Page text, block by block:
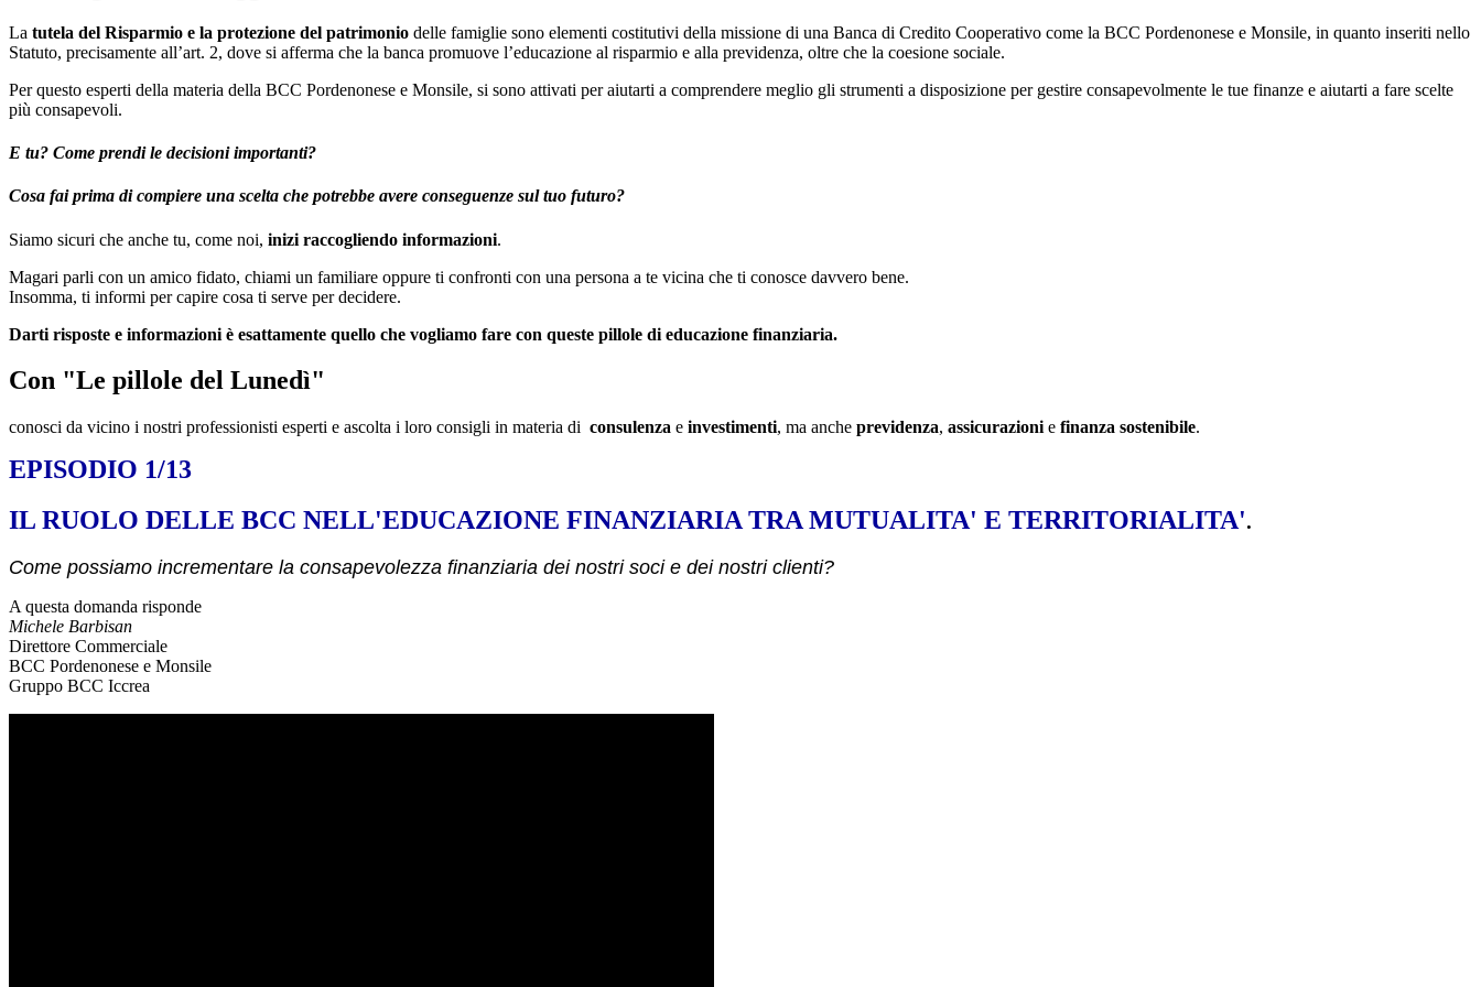
La tutela del Risparmio e la protezione del patrimonio delle famiglie sono elementi costitutivi della missione di una Banca di Credito Cooperativo come la BCC Pordenonese e Monsile, in quanto inseriti nello
Statuto, precisamente all’art. 2, dove si afferma che la banca promuove l’educazione al risparmio e alla previdenza, oltre che la coesione sociale.
Per questo esperti della materia della BCC Pordenonese e Monsile, si sono attivati per aiutarti a comprendere meglio gli strumenti a disposizione per gestire consapevolmente le tue finanze e aiutarti a fare scelte
più consapevoli.
E tu? Come prendi le decisioni importanti?
Cosa fai prima di compiere una scelta che potrebbe avere conseguenze sul tuo futuro?
Siamo sicuri che anche tu, come noi, inizi raccogliendo informazioni.
Magari parli con un amico fidato, chiami un familiare oppure ti confronti con una persona a te vicina che ti conosce davvero bene.
Insomma, ti informi per capire cosa ti serve per decidere.
Darti risposte e informazioni è esattamente quello che vogliamo fare con queste pillole di educazione finanziaria.
Con "Le pillole del Lunedì"
conosci da vicino i nostri professionisti esperti e ascolta i loro consigli in materia di consulenza e investimenti, ma anche previdenza, assicurazioni e finanza sostenibile.
EPISODIO 1/13
IL RUOLO DELLE BCC NELL'EDUCAZIONE FINANZIARIA TRA MUTUALITA' E TERRITORIALITA'.
Come possiamo incrementare la consapevolezza finanziaria dei nostri soci e dei nostri clienti?
A questa domanda risponde
Michele Barbisan
Direttore Commerciale
BCC Pordenonese e Monsile
Gruppo BCC Iccrea